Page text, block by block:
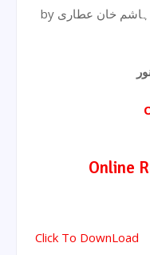
by استاد الحدیث والفقہ مفتی محمد ہاشم خان عطاری
Online
Click To DownLoad